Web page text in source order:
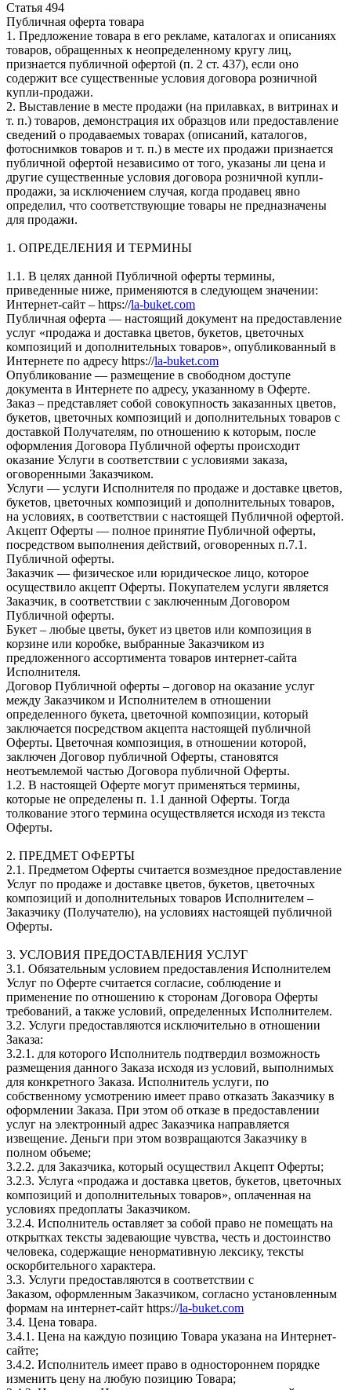
Статья 494
Публичная оферта товара
1. Предложение товара в его рекламе, каталогах и описаниях
товаров, обращенных к неопределенному кругу лиц,
признается публичной офертой (п. 2 ст. 437), если оно
содержит все существенные условия договора розничной
купли-продажи.
2. Выставление в месте продажи (на прилавках, в витринах и
т. п.) товаров, демонстрация их образцов или предоставление
сведений о продаваемых товарах (описаний, каталогов,
фотоснимков товаров и т. п.) в месте их продажи признается
публичной офертой независимо от того, указаны ли цена и
другие существенные условия договора розничной купли-
продажи, за исключением случая, когда продавец явно
определил, что соответствующие товары не предназначены
для продажи.
1. ОПРЕДЕЛЕНИЯ И ТЕРМИНЫ
1.1. В целях данной Публичной оферты термины,
приведенные ниже, применяются в следующем значении:
Интернет-сайт – https://la-buket.com
Публичная оферта — настоящий документ на предоставление
услуг «продажа и доставка цветов, букетов, цветочных
композиций и дополнительных товаров», опубликованный в
Интернете по адресу https://la-buket.com
Опубликование — размещение в свободном доступе
документа в Интернете по адресу, указанному в Оферте.
Заказ – представляет собой совокупность заказанных цветов,
букетов, цветочных композиций и дополнительных товаров с
доставкой Получателям, по отношению к которым, после
оформления Договора Публичной оферты происходит
оказание Услуги в соответствии с условиями заказа,
оговоренными Заказчиком.
Услуги — услуги Исполнителя по продаже и доставке цветов,
букетов, цветочных композиций и дополнительных товаров,
на условиях, в соответствии с настоящей Публичной офертой.
Акцепт Оферты — полное принятие Публичной оферты,
посредством выполнения действий, оговоренных п.7.1.
Публичной оферты.
Заказчик — физическое или юридическое лицо, которое
осуществило акцепт Оферты. Покупателем услуги является
Заказчик, в соответствии с заключенным Договором
Публичной оферты.
Букет – любые цветы, букет из цветов или композиция в
корзине или коробке, выбранные Заказчиком из
предложенного ассортимента товаров интернет-сайта
Исполнителя.
Договор Публичной оферты – договор на оказание услуг
между Заказчиком и Исполнителем в отношении
определенного букета, цветочной композиции, который
заключается посредством акцепта настоящей публичной
Оферты. Цветочная композиция, в отношении которой,
заключен Договор публичной Оферты, становятся
неотъемлемой частью Договора публичной Оферты.
1.2. В настоящей Оферте могут применяться термины,
которые не определены п. 1.1 данной Оферты. Тогда
толкование этого термина осуществляется исходя из текста
Оферты.
2. ПРЕДМЕТ ОФЕРТЫ
2.1. Предметом Оферты считается возмездное предоставление
Услуг по продаже и доставке цветов, букетов, цветочных
композиций и дополнительных товаров Исполнителем –
Заказчику (Получателю), на условиях настоящей публичной
Оферты.
3. УСЛОВИЯ ПРЕДОСТАВЛЕНИЯ УСЛУГ
3.1. Обязательным условием предоставления Исполнителем
Услуг по Оферте считается согласие, соблюдение и
применение по отношению к сторонам Договора Оферты
требований, а также условий, определенных Исполнителем.
3.2. Услуги предоставляются исключительно в отношении
Заказа:
3.2.1. для которого Исполнитель подтвердил возможность
размещения данного Заказа исходя из условий, выполнимых
для конкретного Заказа. Исполнитель услуги, по
собственному усмотрению имеет право отказать Заказчику в
оформлении Заказа. При этом об отказе в предоставлении
услуг на электронный адрес Заказчика направляется
извещение. Деньги при этом возвращаются Заказчику в
полном объеме;
3.2.2. для Заказчика, который осуществил Акцепт Оферты;
3.2.3. Услуга «продажа и доставка цветов, букетов, цветочных
композиций и дополнительных товаров», оплаченная на
условиях предоплаты Заказчиком.
3.2.4. Исполнитель оставляет за собой право не помещать на
открытках тексты задевающие чувства, честь и достоинство
человека, содержащие ненормативную лексику, тексты
оскорбительного характера.
3.3. Услуги предоставляются в соответствии с
Заказом, оформленным Заказчиком, согласно установленным
формам на интернет-сайт https://la-buket.com
3.4. Цена товара.
3.4.1. Цена на каждую позицию Товара указана на Интернет-
сайте;
3.4.2. Исполнитель имеет право в одностороннем порядке
изменить цену на любую позицию Товара;